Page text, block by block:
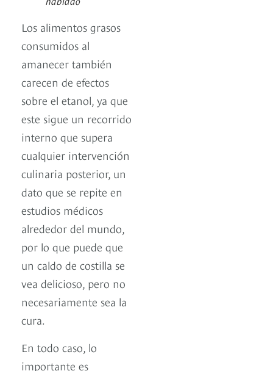
Los alimentos grasos
consumidos al
amanecer también
carecen de efectos
sobre el etanol, ya que
este sigue un recorrido
interno que supera
cualquier intervención
culinaria posterior, un
dato que se repite en
estudios médicos
alrededor del mundo,
por lo que puede que
un caldo de costilla se
vea delicioso, pero no
necesariamente sea la
cura.
En todo caso, lo
importante es